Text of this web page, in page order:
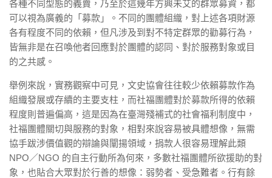
各種不同型態的義賣，乃至於這幾年方興未艾的群眾募資，都
可以視為廣義的「募款」。不同的團體組織，對上述各項財源
各有程度不同的依賴，但凡涉及到對不特定群眾的勸募行為，
皆無非是在召喚他者回應對於團體的認同、對於服務對象或目
的之共感。
舉例來說，實務觀察中可見，文史協會往往較少依賴募款作為
組織發展或存續的主要支柱，而社福團體對於募款所得的依賴
程度則普遍偏高，這是因為在臺灣殘補式的社會福利制度中，
社福團體關切與服務的對象，相對來說容易被具體想像，無需
協手跋涉價值觀的辯論與闡揚領域，捐款人很容易理解此類
NPO／NGO 的自主行動所為何來，多數社福團體所欲援助的對
象，也貼合大眾對於行善的想像：弱勢者、受急難者。行有餘